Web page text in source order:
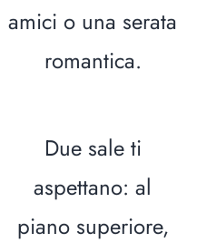
amici o una serata
romantica.
Due sale ti
aspettano: al
piano superiore,